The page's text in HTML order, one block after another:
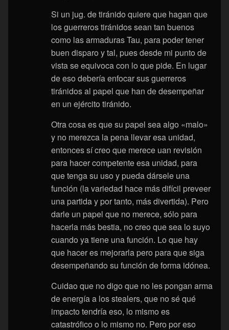
Si un jug. de tiránido quiere que hagan que
los guerreros tiránidos sean tan buenos
como las armaduras Tau, para poder tener
buen disparo y tal, pues desde mi punto de
vista se equivoca con lo que pide. En lugar
de eso debería enfocar sus guerreros
tiránidos al papel que han de desempeñar
en un ejército tiránido.
Otra cosa es que su papel sea algo «malo»
y no merezca la pena llevar esa unidad,
entonces sí creo que merece uan revisión
para hacer competente esa unidad, para
que tenga su uso y pueda dársele una
función (la variedad hace más difícil preveer
una partida y por tanto, más divertida). Pero
darle un papel que no merece, sólo para
hacerla más bestia, no creo que sea lo suyo
cuando ya tiene una función. Lo que hay
que hacer es mejorarla pero para que siga
desempeñando su función de forma idónea.
Cuidao que no digo que no les pongan arma
de energía a los stealers, que no sé qué
impacto tendría eso, lo mismo es
catastrófico o lo mismo no. Pero por eso